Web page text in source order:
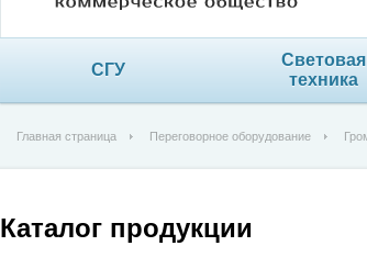
СГУ
Световая
техника
Главная страница Переговорное оборудование
Каталог продукции